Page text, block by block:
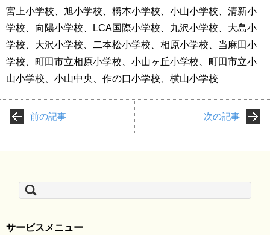
宮上小学校、旭小学校、橋本小学校、小山小学校、清新小
学校、向陽小学校、LCA国際小学校、九沢小学校、大島小
学校、大沢小学校、二本松小学校、相原小学校、当麻田小
学校、町田市立相原小学校、小山ヶ丘小学校、町田市立小
山小学校、小山中央、作の口小学校、横山小学校
前の記事 次の記事
索:
サービスメニュー